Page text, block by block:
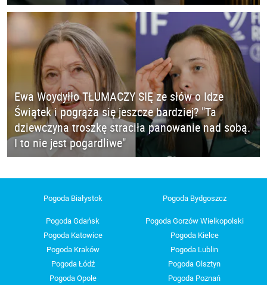
Ewa Woydyłło TŁUMACZY SIĘ ze słów o Idze
Świątek i pogrąża się jeszcze bardziej? "Ta
dziewczyna troszkę straciła panowanie nad sobą.
I to nie jest pogardliwe"
Pogoda Białystok Pogoda Bydgoszcz
Pogoda Gdańsk
Pogoda Gorzów Wielkopolski
Pogoda Katowice
Pogoda Kielce
Pogoda Kraków
Pogoda Lublin
Pogoda Łódź
Pogoda Olsztyn
Pogoda Opole
Pogoda Poznań